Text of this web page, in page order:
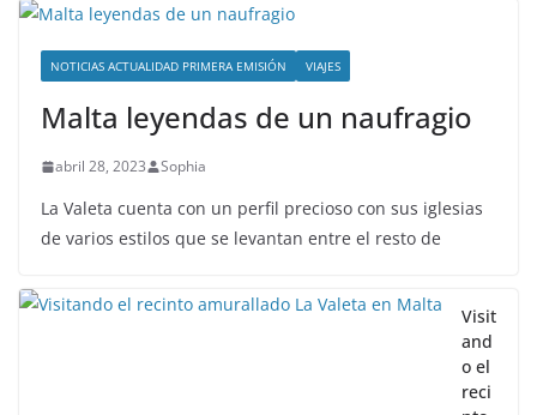
NOTICIAS ACTUALIDAD PRIMERA EMISIÓN VIAJES
Malta leyendas de un naufragio
abril 28, 2023 Sophia
La Valeta cuenta con un perfil precioso con sus iglesias
de varios estilos que se levantan entre el resto de
Visit
and
o el
reci